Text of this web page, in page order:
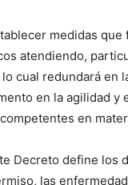
medidas
atendiendo,
cual redundará en
en la agilidad
en
Decreto define los
las